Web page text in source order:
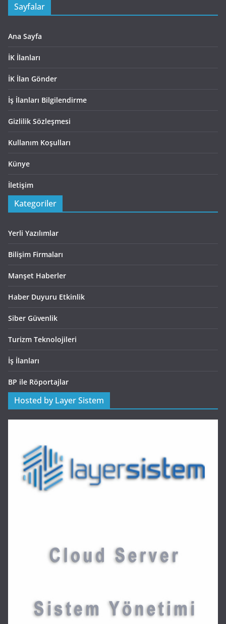
Sayfalar
Ana Sayfa
İK İlanları
İK İlan Gönder
İş İlanları Bilgilendirme
Gizlilik Sözleşmesi
Kullanım Koşulları
Künye
İletişim
Kategoriler
Yerli Yazılımlar
Bilişim Firmaları
Manşet Haberler
Haber Duyuru Etkinlik
Siber Güvenlik
Turizm Teknolojileri
İş İlanları
BP ile Röportajlar
Hosted by Layer Sistem